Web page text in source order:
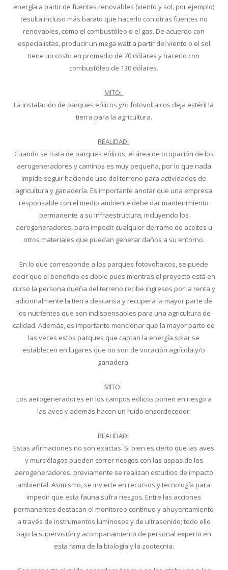
energía a partir de fuentes renovables (viento y sol, por ejemplo)
resulta incluso más barato que hacerlo con otras fuentes no
renovables, como el combustóleo o el gas. De acuerdo con
especialistas, producir un mega watt a partir del viento o el sol
tiene un costo en promedio de 70 dólares y hacerlo con
combustóleo de 130 dólares.
MITO:
La instalación de parques eólicos y/o fotovoltaicos deja estéril la
tierra para la agricultura.
REALIDAD:
Cuando se trata de parques eólicos, el área de ocupación de los
aerogeneradores y caminos es muy pequeña, por lo que nada
impide seguir haciendo uso del terreno para actividades de
agricultura y ganadería. Es importante anotar que una empresa
responsable con el medio ambiente debe dar mantenimiento
permanente a su infraestructura, incluyendo los
aerogeneradores, para impedir cualquier derrame de aceites u
otros materiales que puedan generar daños a su entorno.
En lo que corresponde a los parques fotovoltaicos, se puede
decir que el beneficio es doble pues mientras el proyecto está en
curso la persona dueña del terreno recibe ingresos por la renta y
adicionalmente la tierra descansa y recupera la mayor parte de
los nutrientes que son indispensables para una agricultura de
calidad. Además, es importante mencionar que la mayor parte de
las veces estos parques que captan la energía solar se
establecen en lugares que no son de vocación agrícola y/o
ganadera.
MITO:
Los aerogeneradores en los campos eólicos ponen en riesgo a
las aves y además hacen un ruido ensordecedor.
REALIDAD:
Estas afirmaciones no son exactas. Si bien es cierto que las aves
y murciélagos pueden correr riesgos con las aspas de los
aerogeneradores, previamente se realizan estudios de impacto
ambiental. Asimismo, se invierte en recursos y tecnología para
impedir que esta fauna sufra riesgos. Entre las acciones
permanentes destacan el monitoreo continuo y ahuyentamiento
a través de instrumentos luminosos y de ultrasonido; todo ello
bajo la supervisión y acompañamiento de personal experto en
esta rama de la biología y la zootecnia.